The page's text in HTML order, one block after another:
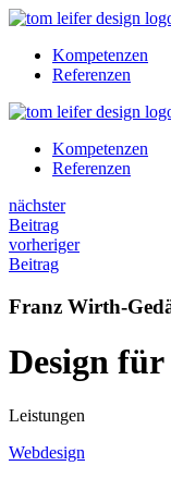
Kompetenzen
Referenzen
Kompetenzen
Referenzen
nächster
Beitrag
vorheriger
Beitrag
Franz Wirth-­
Design
Leistungen
Webdesign